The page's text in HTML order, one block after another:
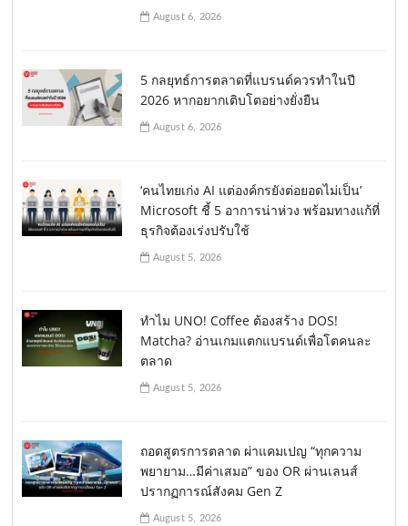
August 6, 2026
5 กลยุทธ์การตลาดที่แบรนด์ควรทำในปี
2026 หากอยากเติบโตอย่างยั่งยืน
August 6, 2026
‘คนไทยเก่ง AI แต่องค์กรยังต่อยอดไม่เป็น’
Microsoft ชี้ 5 อาการน่าห่วง พร้อมทางแก้ที่
ธุรกิจต้องเร่งปรับใช้
August 5, 2026
ทำไม UNO! Coffee ต้องสร้าง DOS!
Matcha? อ่านเกมแตกแบรนด์เพื่อโตคนละ
ตลาด
August 5, 2026
ถอดสูตรการตลาด ผ่าแคมเปญ “ทุกความ
พยายาม…มีค่าเสมอ” ของ OR ผ่านเลนส์
ปรากฏการณ์สังคม Gen Z
August 5, 2026